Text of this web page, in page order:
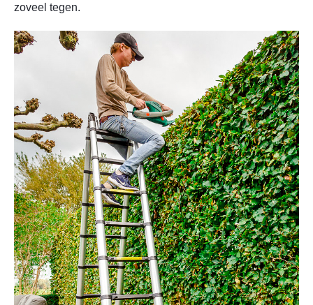
zoveel tegen.